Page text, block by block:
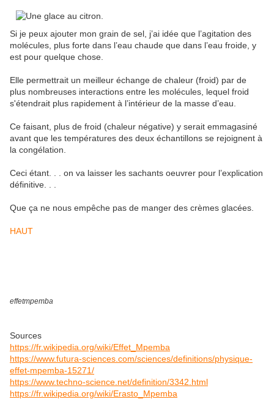
Si je peux ajouter mon grain de sel, j’ai idée que l’agitation des
molécules, plus forte dans l’eau chaude que dans l’eau froide, y
est pour quelque chose.
Elle permettrait un meilleur échange de chaleur (froid) par de
plus nombreuses interactions entre les molécules , lequel froid
s'étendrait plus rapidement à l’intérieur de la masse d’eau.
Ce faisant, plus de froid (chaleur négative) y serait emmagasiné
avant que les températures des deux échantillons se rejoignent à
la congélation.
Ceci étant. . . on va laisser les sachants oeuvrer pour l’explication
définitive. . .
Que ça ne nous empêche pas de manger des crèmes glacées.
HAUT
effetmpemba
Sources
https://fr.wikipedia.org/wiki/Effet_Mpemba
https://www.futura-sciences.com/sciences/definitions/physique-
effet-mpemba-15271/
https://www.techno-science.net/definition/3342.html
https://fr.wikipedia.org/wiki/Erasto_Mpemba